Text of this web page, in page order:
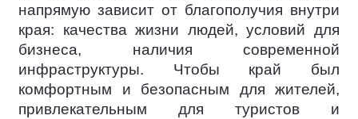
напрямую зависит от благополучия внутри
края: качества жизни людей, условий для
бизнеса, наличия современной
инфраструктуры. Чтобы край был
комфортным и безопасным для жителей,
привлекательным для туристов и